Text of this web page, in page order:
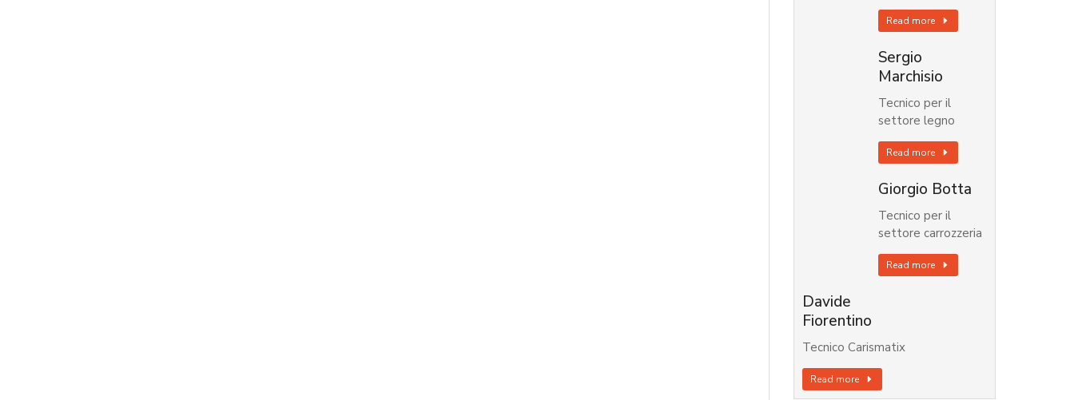
Read more
Sergio
Marchisio
Tecnico per il
settore legno
Read more
Giorgio Botta
Tecnico per il
settore carrozzeria
Read more
Davide
Fiorentino
Tecnico Carismatix
Read more